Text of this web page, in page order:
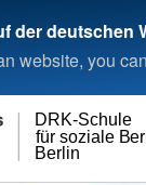
der deutschen
website, you
Berlin
für soziale
DRK-Schule